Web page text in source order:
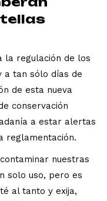
la regulación de los
a tan sólo días de
de esta nueva
conservación
a estar alertas
reglamentación.
nuestras
solo uso, pero es
al tanto y exija,